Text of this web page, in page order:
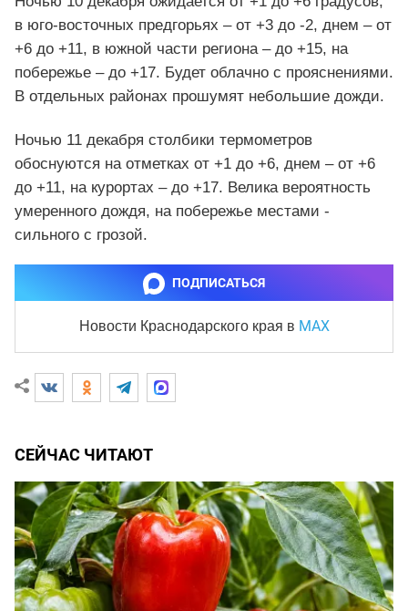
в юго-восточных предгорьях – от +3 до -2, днем – от
+6 до +11, в южной части региона – до +15, на
побережье – до +17. Будет облачно с прояснениями.
В отдельных районах прошумят небольшие дожди.
Ночью 11 декабря столбики термометров
обоснуются на отметках от +1 до +6, днем – от +6
до +11, на курортах – до +17. Велика вероятность
умеренного дождя, на побережье местами -
сильного с грозой.
ПОДПИСАТЬСЯ
Новости Краснодарского края в MAX
СЕЙЧАС ЧИТАЮТ